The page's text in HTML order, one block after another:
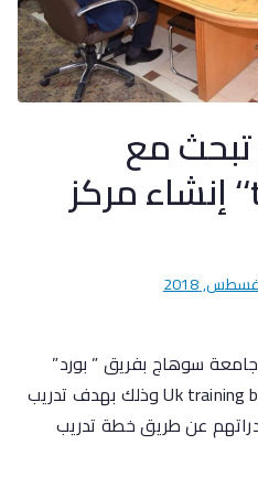
مع
‘‘training board‘‘ إنشاء مركز
سوهاج بفريق ” بورد”
المملكة المتحدة للتدريب Uk training board وذلك بهدف تدريب
عن طريق خطة تدريب